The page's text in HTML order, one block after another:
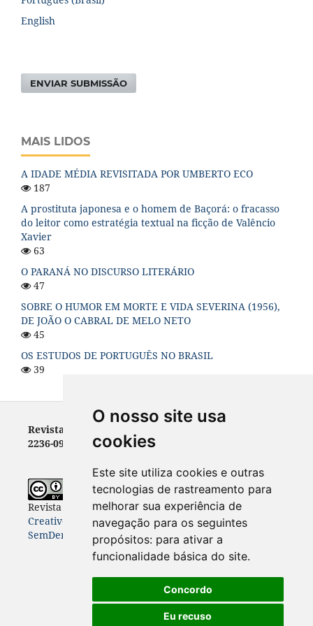
O nosso site usa
cookies
Este site utiliza cookies e outras
tecnologias de rastreamento para
melhorar sua experiência de
navegação para os seguintes
propósitos: para ativar a
funcionalidade básica do site.
Concordo
Eu recuso
English
ENVIAR SUBMISSÃO
MAIS LIDOS
A IDADE MÉDIA REVISITADA POR UMBERTO ECO
187
A prostituta japonesa e o homem de Baçorá: o fracasso
do leitor como estratégia textual na ficção de Valêncio
Xavier
63
O PARANÁ NO DISCURSO LITERÁRIO
47
SOBRE O HUMOR EM MORTE E VIDA SEVERINA (1956),
DE JOÃO O CABRAL DE MELO NETO
45
OS ESTUDOS DE PORTUGUÊS NO BRASIL
39
Revista Letras - ISSN 0100-0888 (versão impressa) e
2236-0999 (versão eletrônica)
Revista Letrasestá licenciada com uma Licença
Creative Commons Atribuição-NãoComercial-
SemDerivações 4.0 Internacional .